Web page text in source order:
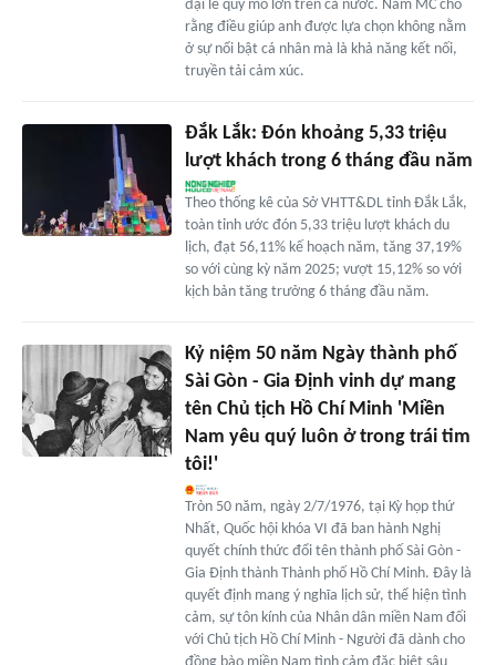
đại lễ quy mô lớn trên cả nước. Nam MC cho
rằng điều giúp anh được lựa chọn không nằm
ở sự nổi bật cá nhân mà là khả năng kết nối,
truyền tải cảm xúc.
Đắk Lắk: Đón khoảng 5,33 triệu
lượt khách trong 6 tháng đầu năm
Theo thống kê của Sở VHTT&DL tỉnh Đắk Lắk,
toàn tỉnh ước đón 5,33 triệu lượt khách du
lịch, đạt 56,11% kế hoạch năm, tăng 37,19%
so với cùng kỳ năm 2025; vượt 15,12% so với
kịch bản tăng trưởng 6 tháng đầu năm.
Kỷ niệm 50 năm Ngày thành phố
Sài Gòn - Gia Định vinh dự mang
tên Chủ tịch Hồ Chí Minh 'Miền
Nam yêu quý luôn ở trong trái tim
tôi!'
Tròn 50 năm, ngày 2/7/1976, tại Kỳ họp thứ
Nhất, Quốc hội khóa VI đã ban hành Nghị
quyết chính thức đổi tên thành phố Sài Gòn -
Gia Định thành Thành phố Hồ Chí Minh. Đây là
quyết định mang ý nghĩa lịch sử, thể hiện tình
cảm, sự tôn kính của Nhân dân miền Nam đối
với Chủ tịch Hồ Chí Minh - Người đã dành cho